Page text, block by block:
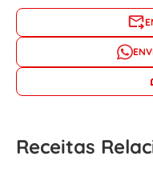
Receitas